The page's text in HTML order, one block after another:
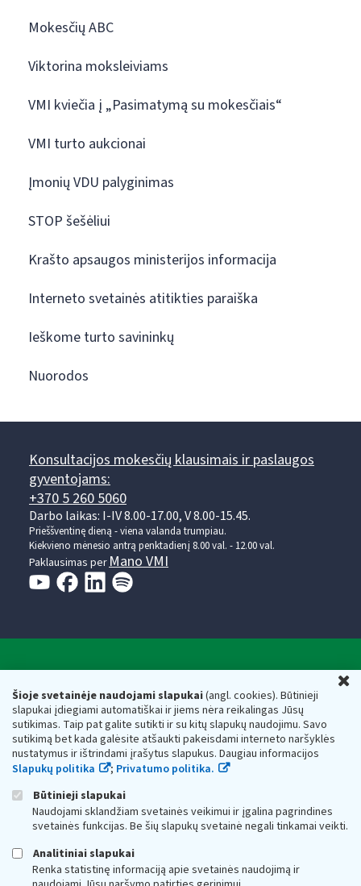
Šioje svetainėje naudojami slapukai(angl. cookies). Būtinieji
slapukai įdiegiami automatiškai ir jiems nėra reikalingas Jūsų
sutikimas. Taip pat galite sutikti ir su kitų slapukų naudojimu. Savo
sutikimą bet kada galėsite atšaukti pakeisdami interneto naršyklės
nustatymus ir ištrindami įrašytus slapukus. Daugiau informacijos
Slapukų politika
; Privatumo politika.
Būtinieji slapukai
Naudojami sklandžiam svetainės veikimui ir įgalina pagrindines
svetainės funkcijas. Be šių slapukų svetainė negali tinkamai veikti.
Analitiniai slapukai
Renka statistinę informaciją apie svetainės naudojimą ir
Mokesčių ABC
Viktorina moksleiviams
VMI kviečia į „Pasimatymą su mokesčiais“
VMI turto aukcionai
Įmonių VDU palyginimas
STOP šešėliui
Krašto apsaugos ministerijos informacija
Interneto svetainės atitikties paraiška
Ieškome turto savininkų
Nuorodos
Konsultacijos mokesčių klausimais ir paslaugos
gyventojams:
+370 5 260 5060
Darbo laikas: I-IV 8.00-17.00, V 8.00-15.45.
Prieššventinę dieną - viena valanda trumpiau.
Kiekvieno mėnesio antrą penktadienį 8.00 val. - 12.00 val.
Paklausimas per Mano VMI
Respublikos finansų ministerijos
Biudžetinė įstaiga. Juridinio asmens kodas — 188659752,
adresas: Vasario 16-osios g. 14, 01107 Vilnius, Lietuva, el.paštas:
vmi@vmi.lt, E. pristatymo dėžutės adresas 188659752
Duomenys apie Valstybinę mokesčių inspekciją prie Lietuvos
Respublikos finansų ministerijos kaupiami ir saugomi Juridinių